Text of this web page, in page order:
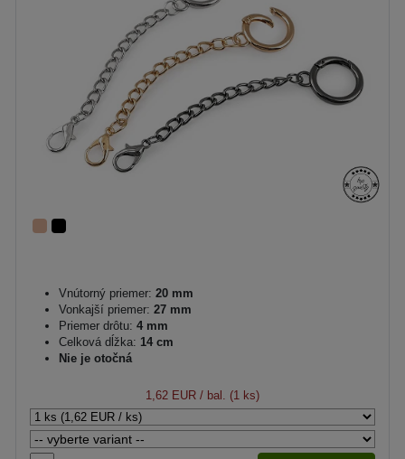
Vnútorný priemer: 20 mm
Vonkajší priemer: 27 mm
Priemer drôtu: 4 mm
Celková dĺžka: 14 cm
Nie je otočná
1,62 EUR / bal. (1 ks)